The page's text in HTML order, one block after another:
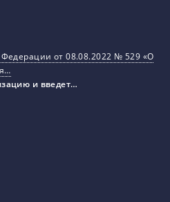
от 08.08.2022 № 529 «О
и введет…